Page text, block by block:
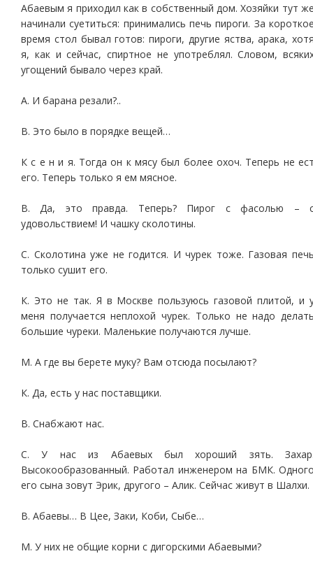
Абаевым я приходил как в собственный дом. Хозяйки тут
начинали суетиться: принимались печь пироги. За
время стол бывал готов: пироги, другие яства, арака,
я, как и сейчас, спиртное не употреблял. Словом,
угощений бывало через край.
А. И барана резали?..
В. Это было в порядке вещей…
К с е н и я. Тогда он к мясу был более охоч. Теперь не
его. Теперь только я ем мясное.
В. Да, это правда. Теперь? Пирог с фасолью –
удовольствием! И чашку сколотины.
С. Сколотина уже не годится. И чурек тоже. Газовая
только сушит его.
К. Это не так. Я в Москве пользуюсь газовой плитой, и
меня получается неплохой чурек. Только не надо
большие чуреки. Маленькие получаются лучше.
М. А где вы берете муку? Вам отсюда посылают?
К. Да, есть у нас поставщики.
В. Снабжают нас.
С. У нас из Абаевых был хороший зять.
Высокообразованный. Работал инженером на БМК.
его сына зовут Эрик, другого – Алик. Сейчас живут в Шалхи.
В. Абаевы… В Цее, Заки, Коби, Сыбе…
М. У них не общие корни с дигорскими Абаевыми?